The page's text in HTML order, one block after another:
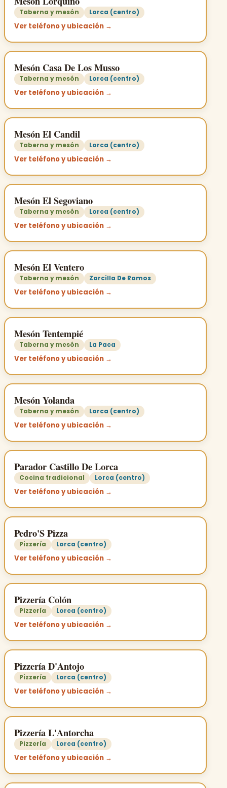
Taberna y mesón Lorca (centro)
Ver teléfono y ubicación →
Mesón Casa De Los Musso
Taberna y mesón Lorca (centro)
Ver teléfono y ubicación →
Mesón El Candil
Taberna y mesón Lorca (centro)
Ver teléfono y ubicación →
Mesón El Segoviano
Taberna y mesón Lorca (centro)
Ver teléfono y ubicación →
Mesón El Ventero
Taberna y mesón Zarcilla De Ramos
Ver teléfono y ubicación →
Mesón Tentempié
Taberna y mesón La Paca
Ver teléfono y ubicación →
Mesón Yolanda
Taberna y mesón Lorca (centro)
Ver teléfono y ubicación →
Parador Castillo De Lorca
Cocina tradicional Lorca (centro)
Ver teléfono y ubicación →
Pedro'S Pizza
Pizzería Lorca (centro)
Ver teléfono y ubicación →
Pizzería Colón
Pizzería Lorca (centro)
Ver teléfono y ubicación →
Pizzería D'Antojo
Pizzería Lorca (centro)
Ver teléfono y ubicación →
Pizzería L'Antorcha
Pizzería Lorca (centro)
Ver teléfono y ubicación →